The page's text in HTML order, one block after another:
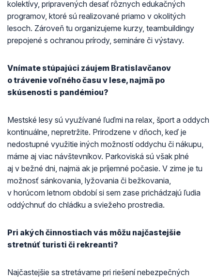
kolektívy, pripravených desať rôznych edukačných
programov, ktoré sú realizované priamo v okolitých
lesoch. Zároveň tu organizujeme kurzy, teambuildingy
prepojené s ochranou prírody, semináre či výstavy.
Vnímate stúpajúci záujem Bratislavčanov
o trávenie voľného času v lese, najmä po
skúsenosti s pandémiou?
Mestské lesy sú využívané ľuďmi na relax, šport a oddych
kontinuálne, nepretržite. Prirodzene v dňoch, keď je
nedostupné využitie iných možností oddychu či nákupu,
máme aj viac návštevníkov. Parkoviská sú však plné
aj v bežné dni, najmä ak je príjemné počasie. V zime je tu
možnosť sánkovania, lyžovania či bežkovania,
v horúcom letnom období si sem zase prichádzajú ľudia
oddýchnuť do chládku a sviežeho prostredia.
Pri akých činnostiach vás môžu najčastejšie
stretnúť turisti či rekreanti?
Najčastejšie sa stretávame pri riešení nebezpečných